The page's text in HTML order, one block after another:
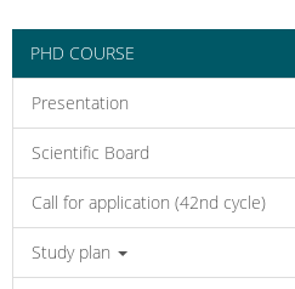
PHD COURSE
Presentation
Scientific Board
Call for application (42nd cycle)
Study plan